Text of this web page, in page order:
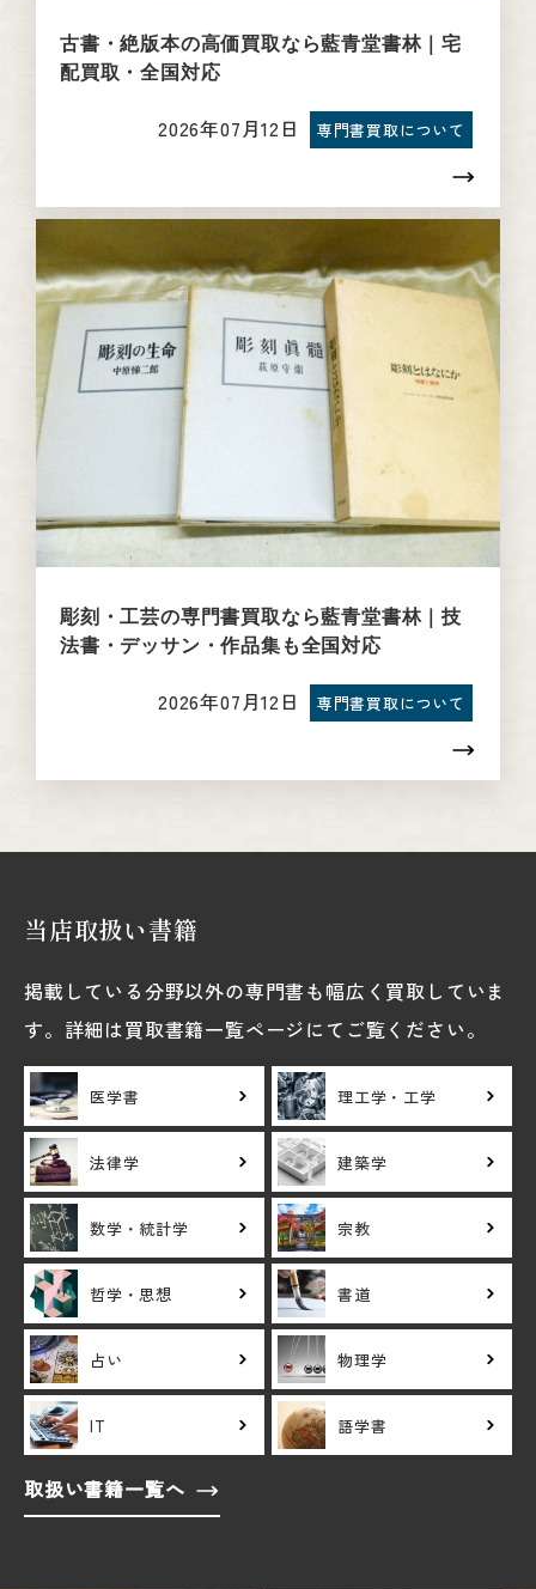
古書・絶版本の高価買取なら藍青堂書林｜宅
配買取・全国対応
2026年07月12日 専門書買取について
彫刻・工芸の専門書買取なら藍青堂書林｜技
法書・デッサン・作品集も全国対応
2026年07月12日 専門書買取について
当店取扱い書籍
掲載している分野以外の専門書も幅広く買取していま
す。詳細は買取書籍一覧ページにてご覧ください。
医学書 理工学・工学
法律学 建築学
数学・統計学 宗教
哲学・思想 書道
占い 物理学
IT 語学書
取扱い書籍一覧へ